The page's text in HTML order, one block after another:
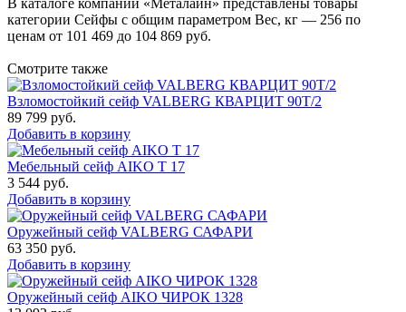
категории Сейфы с общим параметром Вес, кг — 256 по
ценам от 101 469 до 104 869 руб.
Смотрите также
Взломостойкий сейф VALBERG КВАРЦИТ 90Т/2
89 799 руб.
Добавить в корзину
Мебельный сейф AIKO Т 17
3 544 руб.
Добавить в корзину
Оружейный сейф VALBERG САФАРИ
63 350 руб.
Добавить в корзину
Оружейный сейф AIKO ЧИРОК 1328